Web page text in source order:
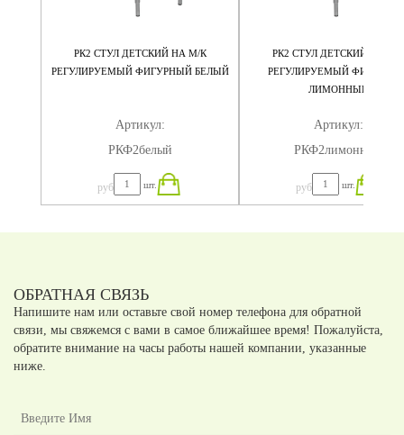
РК2 СТУЛ ДЕТСКИЙ НА М/К
РЕГУЛИРУЕМЫЙ ФИГУРНЫЙ БЕЛЫЙ
Артикул:
РКФ2белый
руб шт.
РК2 СТУЛ ДЕТСКИЙ НА М/К
РЕГУЛИРУЕМЫЙ
ЛИМОННЫЙ
Артикул:
РКФ2лимонный
руб шт.
ОБРАТНАЯ СВЯЗЬ
Напишите нам или оставьте свой номер телефона для обратной
связи, мы свяжемся с вами в самое ближайшее время! Пожалуйста,
обратите внимание на часы работы нашей компании, указанные
ниже.